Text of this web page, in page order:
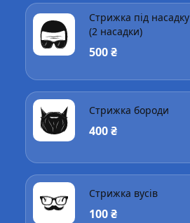
Стрижка під насадку
(2 насадки)
500 ₴
Стрижка бороди
400 ₴
Стрижка вусів
100 ₴